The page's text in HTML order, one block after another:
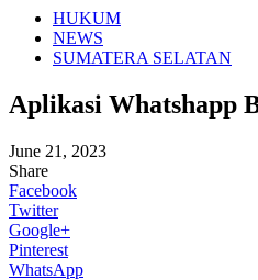
HUKUM
NEWS
SUMATERA SELATAN
Aplikasi Whatshapp
June 21, 2023
Share
Facebook
Twitter
Google+
Pinterest
WhatsApp